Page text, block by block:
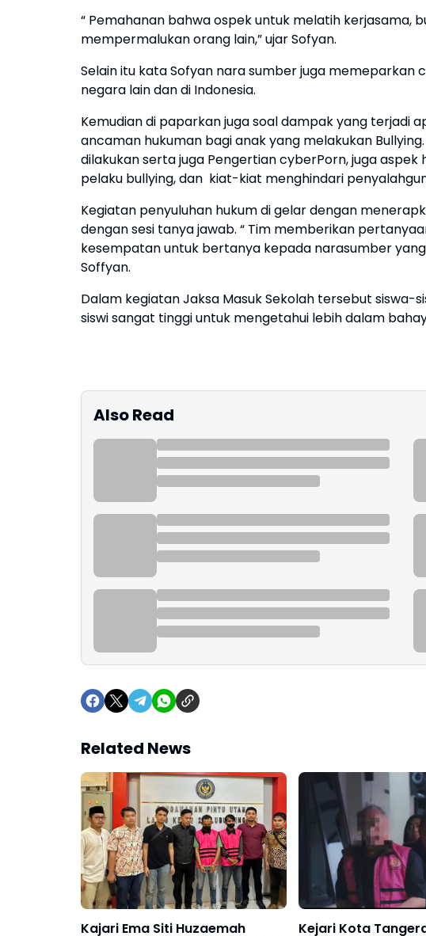
“ Pemahanan bahwa ospek untuk melatih kerjasama,
mempermalukan orang lain,” ujar Sofyan.
Selain itu kata Sofyan nara sumber juga memeparkan
negara lain dan di Indonesia.
Kemudian di paparkan juga soal dampak yang terjadi
ancaman hukuman bagi anak yang melakukan
dilakukan serta juga Pengertian cyberPorn, juga
pelaku bullying, dan kiat-kiat menghindari
Kegiatan penyuluhan hukum di gelar dengan
dengan sesi tanya jawab. “ Tim memberikan
kesempatan untuk bertanya kepada narasumber
Soffyan.
Dalam kegiatan Jaksa Masuk Sekolah tersebut
siswi sangat tinggi untuk mengetahui lebih dalam
Also Read
Related News
Kajari Ema Siti Huzaemah
Kejari Kota